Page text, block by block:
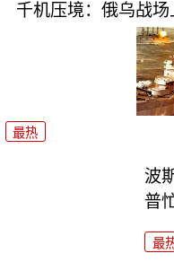
千机压境：俄乌战
最热
波
普
最